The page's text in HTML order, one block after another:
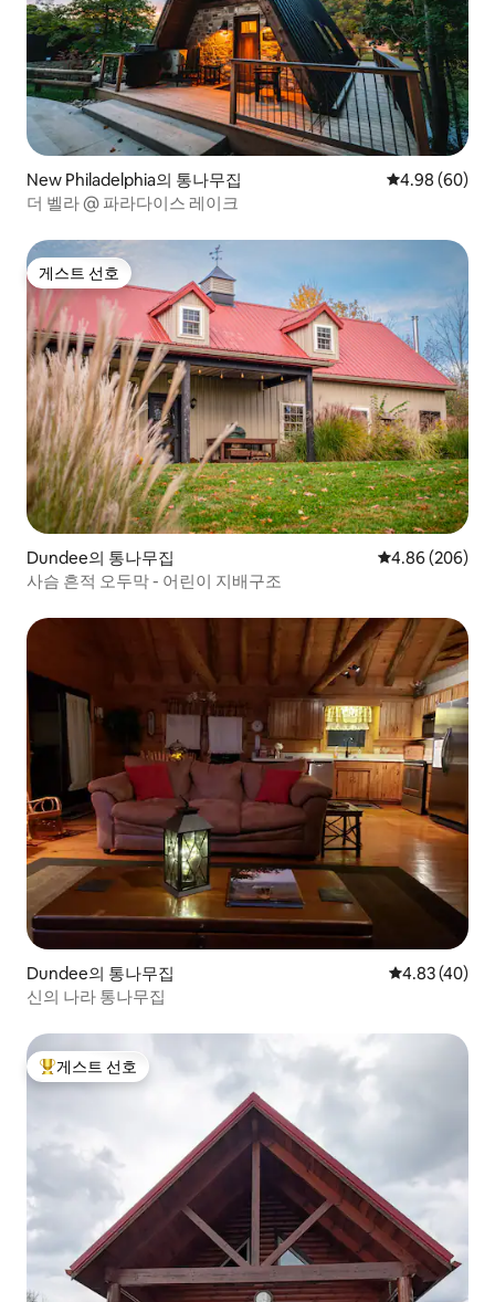
New Philadelphia의 통나무집 평점 4.98점(5
4.98 (60)
더 벨라 @ 파라다이스 레이크
게스트 선호
게스트 선호
Dundee의 통나무집 평점 4.86점(5
4.86 (206)
사슴 흔적 오두막 - 어린이 지배구조
Dundee의 통나무집 평점 4.83점(5
4.83 (40)
신의 나라 통나무집
상위 게스트 선호
게스트 선호